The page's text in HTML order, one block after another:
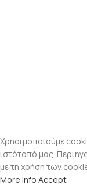
Χρησιμοποιούμε
ιστότοπό μας.
με τη χρήση των
More info Accept